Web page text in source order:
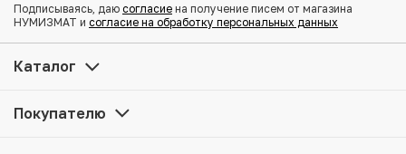
Купить 10 сен 1893 года Япония по привлекательной
цене можно в нашем интернет-магазине — Вам
нашем складе.
Подписываясь, даю согласие на получение писем от магазина
НУМИЗМАТ и согласие на обработку персональных данных
Каталог
Покупателю